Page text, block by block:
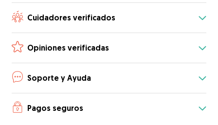
Cuidadores verificados
Opiniones verificadas
Soporte y Ayuda
Pagos seguros